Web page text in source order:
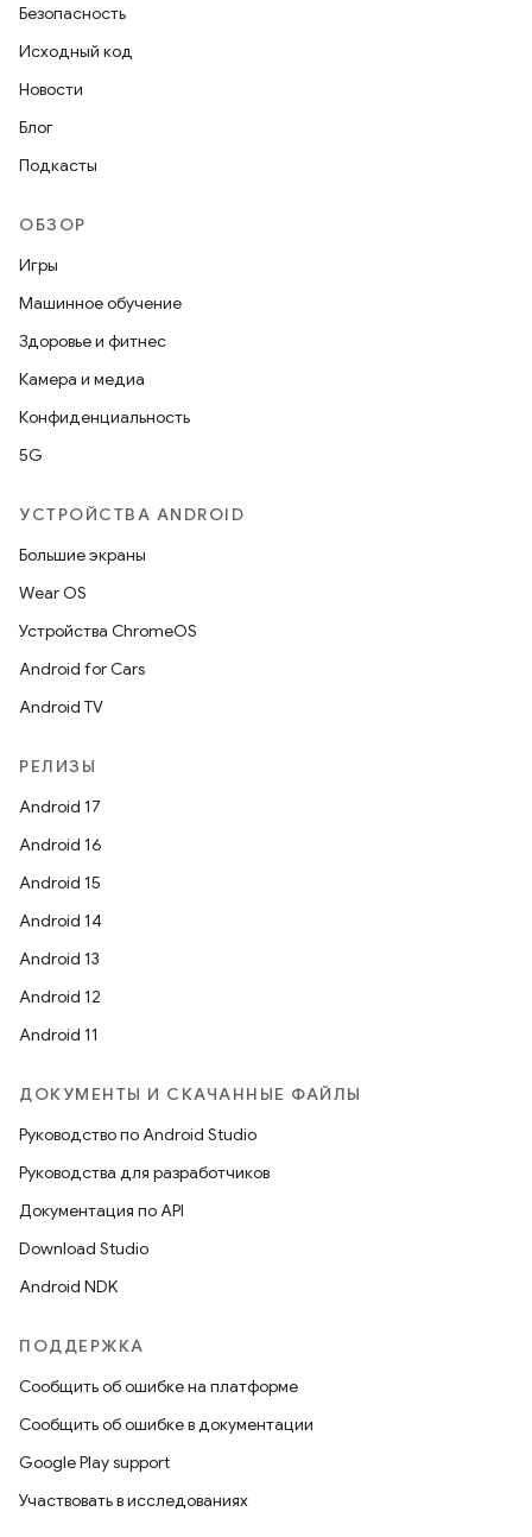
Безопасность
Исходный код
Новости
Блог
Подкасты
ОБЗОР
Игры
Машинное обучение
Здоровье и фитнес
Камера и медиа
Конфиденциальность
5G
УСТРОЙСТВА ANDROID
Большие экраны
Wear OS
Устройства ChromeOS
Android for Cars
Android TV
РЕЛИЗЫ
Android 17
Android 16
Android 15
Android 14
Android 13
Android 12
Android 11
ДОКУМЕНТЫ И СКАЧАННЫЕ ФАЙЛЫ
Руководство по Android Studio
Руководства для разработчиков
Документация по API
Download Studio
Android NDK
ПОДДЕРЖКА
Сообщить об ошибке на платформе
Сообщить об ошибке в документации
Google Play support
Участвовать в исследованиях